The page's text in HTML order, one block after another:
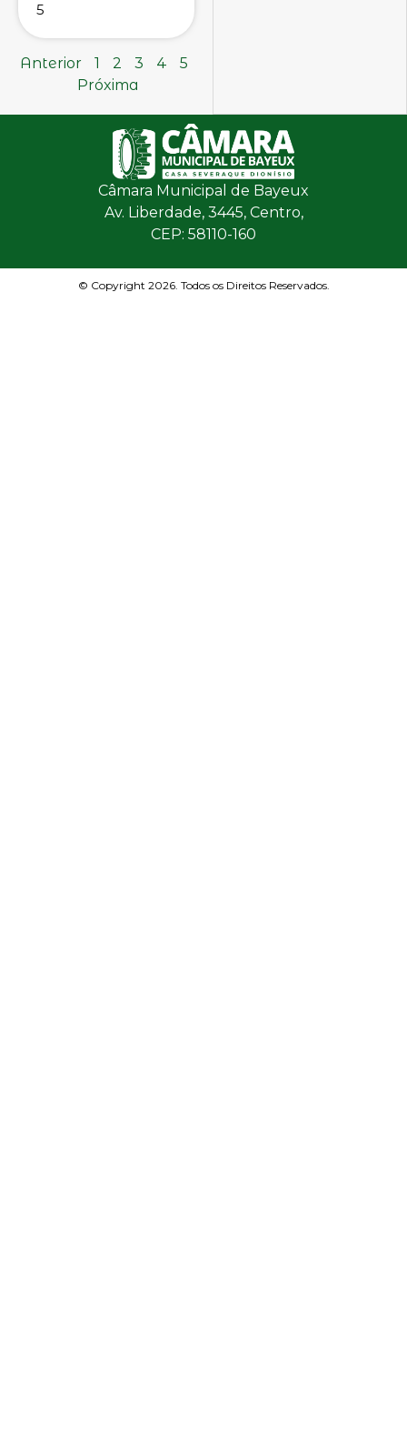
5
Anterior 1 2 3 4
5
Próxima
Câmara Municipal de Bayeux
Av. Liberdade, 3445, Centro,
CEP: 58110-160
© Copyright 2026. Todos os Direitos Reservados.